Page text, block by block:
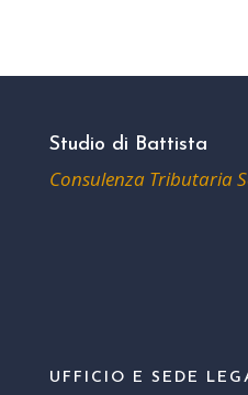
Studio di Battista
Consulenza Tributaria
UFFICIO E SEDE